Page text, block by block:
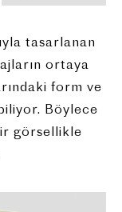
tasarlanan
ortaya
form ve
Böylece
görsellikle